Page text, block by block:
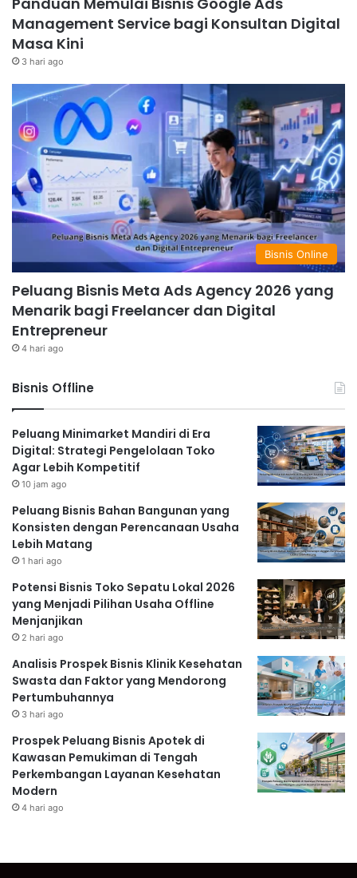
Management Service bagi Konsultan Digital
Masa Kini
3 hari ago
Bisnis Online
Peluang Bisnis Meta Ads Agency 2026 yang
Menarik bagi Freelancer dan Digital
Entrepreneur
4 hari ago
Bisnis Offline
Peluang Minimarket Mandiri di Era
Digital: Strategi Pengelolaan Toko
Agar Lebih Kompetitif
10 jam ago
Peluang Bisnis Bahan Bangunan yang
Konsisten dengan Perencanaan Usaha
Lebih Matang
1 hari ago
Potensi Bisnis Toko Sepatu Lokal 2026
yang Menjadi Pilihan Usaha Offline
Menjanjikan
2 hari ago
Analisis Prospek Bisnis Klinik Kesehatan
Swasta dan Faktor yang Mendorong
Pertumbuhannya
3 hari ago
Prospek Peluang Bisnis Apotek di
Kawasan Pemukiman di Tengah
Perkembangan Layanan Kesehatan
Modern
4 hari ago